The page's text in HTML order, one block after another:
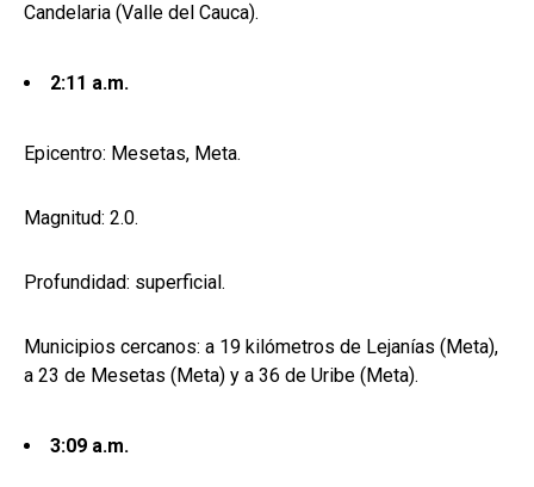
Candelaria (Valle del Cauca).
2:11 a.m.
Epicentro: Mesetas, Meta.
Magnitud: 2.0.
Profundidad: superficial.
Municipios cercanos: a 19 kilómetros de Lejanías (Meta),
a 23 de Mesetas (Meta) y a 36 de Uribe (Meta).
3:09 a.m.